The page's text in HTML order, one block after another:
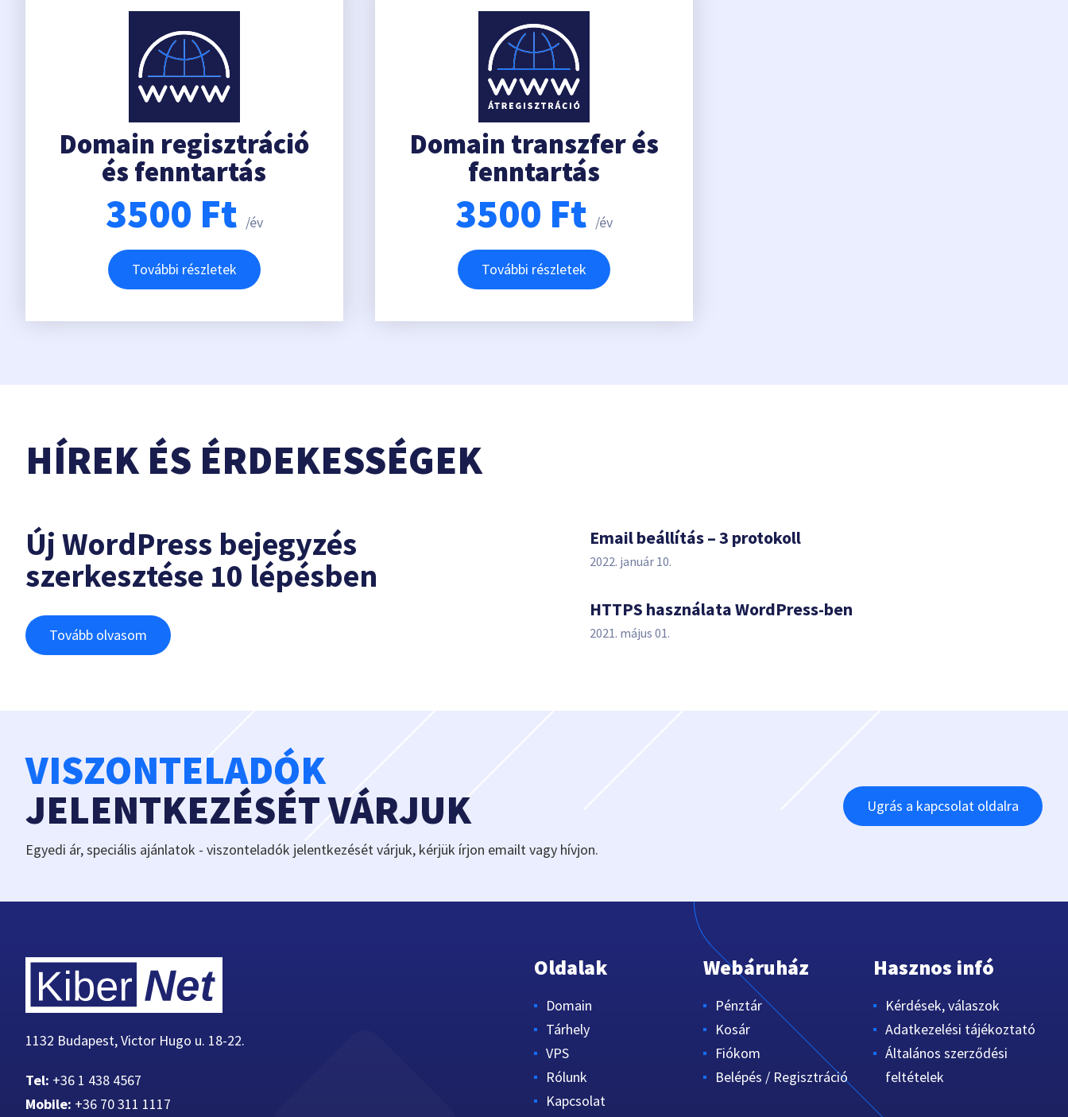
Domain regisztráció
és fenntartás
3500 Ft /év
További részletek
Domain transzfer és
fenntartás
3500 Ft /év
További részletek
HÍREK ÉS ÉRDEKESSÉGEK
Új WordPress bejegyzés
szerkesztése 10 lépésben
Tovább olvasom
Email beállítás – 3 protokoll
2022. január 10.
HTTPS használata WordPress-ben
2021. május 01.
VISZONTELADÓK
JELENTKEZÉSÉT VÁRJUK
Egyedi ár, speciális ajánlatok - viszonteladók jelentkezését várjuk, kérjük írjon emailt vagy hívjon.
Ugrás a kapcsolat oldalra
1132 Budapest, Victor Hugo u. 18-22.
Tel: +36 1 438 4567
Mobile: +36 70 311 1117
Oldalak
Domain
Tárhely
VPS
Rólunk
Kapcsolat
Webáruház
Pénztár
Kosár
Fiókom
Belépés / Regisztráció
Hasznos infó
Kérdések, válaszok
Adatkezelési tájékoztató
Általános szerződési
feltételek